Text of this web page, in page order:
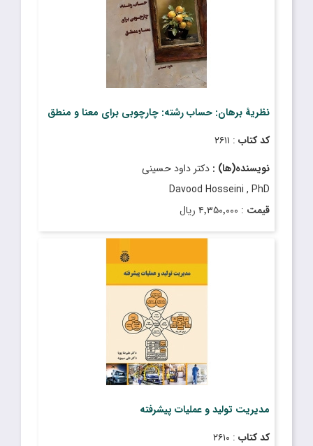
نظریۀ برهان: حساب ‌رشته: چارچوبی برای معنا و منطق
کد کتاب : ۲۶۱۱
نویسنده(ها) : دکتر داود حسینی
Davood Hosseini , PhD
قیمت : ۴٬۳۵۰٬۰۰۰ ریال
: آبان ۱۴۰۳
مدیریت تولید و عملیات پیشرفته
کد کتاب : ۲۶۱۰